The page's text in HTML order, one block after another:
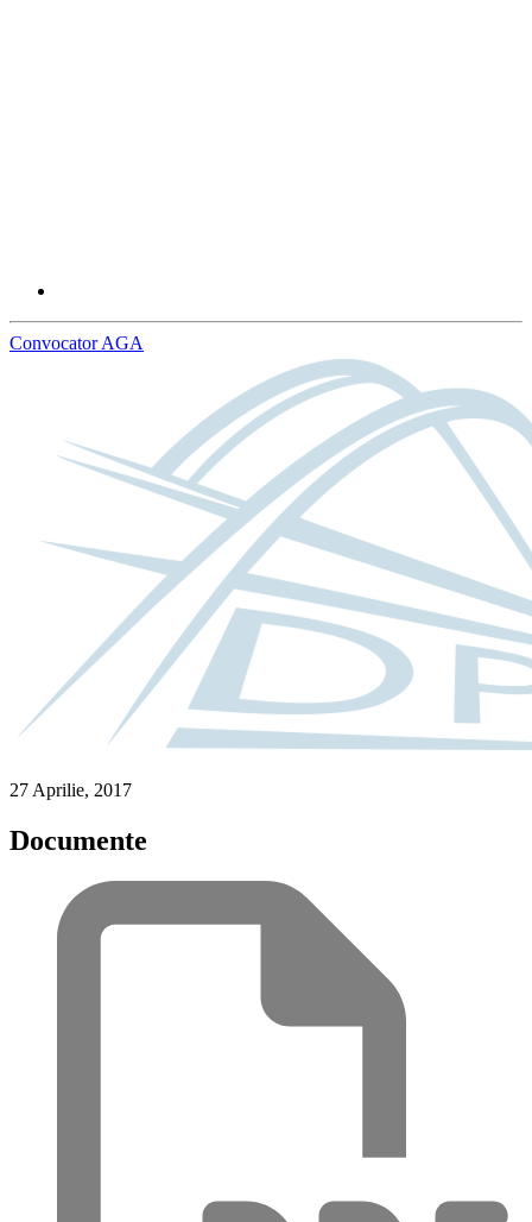
Convocator AGA
27 Aprilie, 2017
Documente